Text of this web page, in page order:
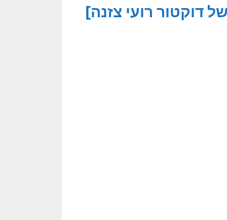
דוקטור רועי צזנה]